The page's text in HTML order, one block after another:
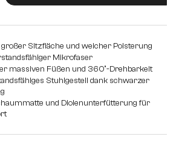
Sitzfläche und weicher Polsterung
Mikrofaser
massiven Füßen und 360°-Drehbarkeit
Stuhlgestell dank schwarzer
und Diolenunterfütterung für